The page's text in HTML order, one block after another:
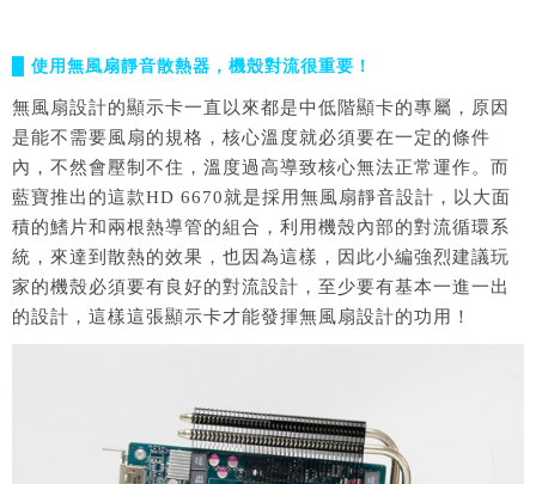
█ 使用無風扇靜音散熱器，機殼對流很重要！
無風扇設計的顯示卡一直以來都是中低階顯卡的專屬，原因
是能不需要風扇的規格，核心溫度就必須要在一定的條件
內，不然會壓制不住，溫度過高導致核心無法正常運作。而
藍寶推出的這款HD 6670就是採用無風扇靜音設計，以大面
積的鰭片和兩根熱導管的組合，利用機殼內部的對流循環系
統，來達到散熱的效果，也因為這樣，因此小編強烈建議玩
家的機殼必須要有良好的對流設計，至少要有基本一進一出
的設計，這樣這張顯示卡才能發揮無風扇設計的功用！